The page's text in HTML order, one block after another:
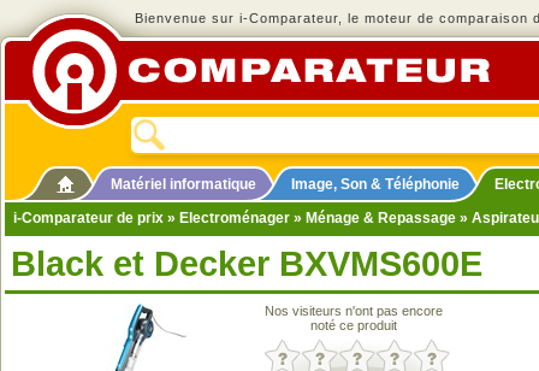
Bienvenue sur i-Comparateur, le moteur de comparaison
Matériel informatique Image, Son & Téléphonie
i-Comparateur de prix » Electroménager » Ménage & Repassage »
Black et Decker BXVMS600E
Nos visiteurs n'ont pas encore
noté ce produit